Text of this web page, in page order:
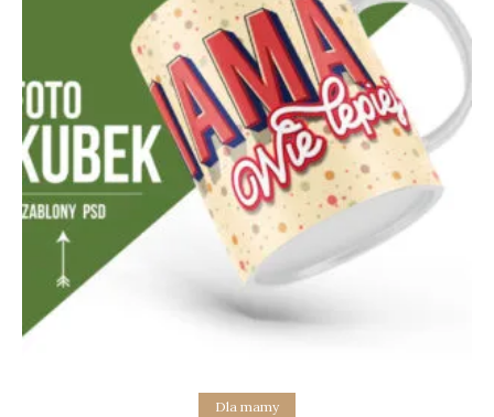
Add to cart
Dla mamy